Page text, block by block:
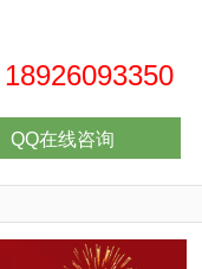
QQ在线咨询